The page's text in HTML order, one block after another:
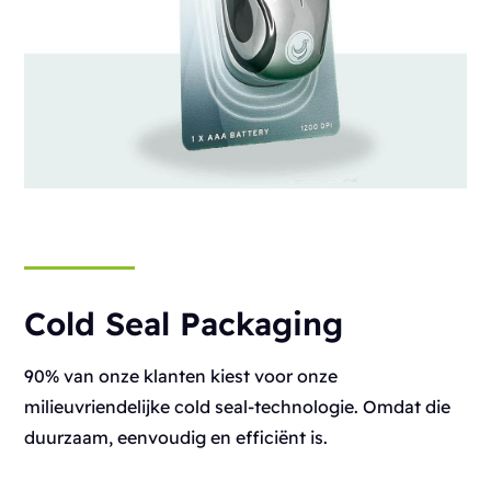
Cold Seal Packaging
90% van onze klanten kiest voor onze
milieuvriendelijke cold seal-technologie. Omdat die
duurzaam, eenvoudig en efficiënt is.